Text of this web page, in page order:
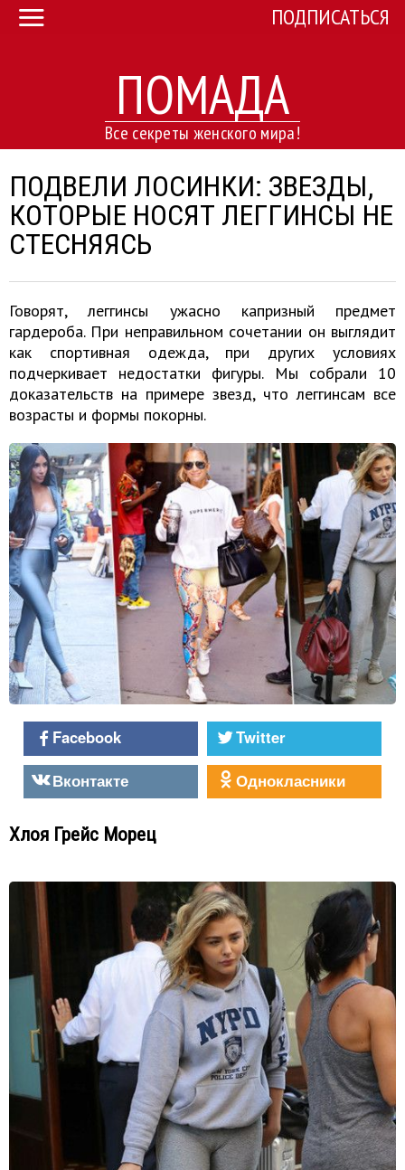
ПОМАДА
Все секреты женского мира!
ПОДПИСАТЬСЯ
ПОДВЕЛИ ЛОСИНКИ: ЗВЕЗДЫ,
КОТОРЫЕ НОСЯТ ЛЕГГИНСЫ НЕ
СТЕСНЯЯСЬ
Говорят, леггинсы ужасно капризный предмет
гардероба. При неправильном сочетании он выглядит
как спортивная одежда, при других условиях
подчеркивает недостатки фигуры. Мы собрали 10
доказательств на примере звезд, что леггинсам все
возрасты и формы покорны.
Facebook
Twitter
Вконтакте
Однокласники
Хлоя Грейс Морец